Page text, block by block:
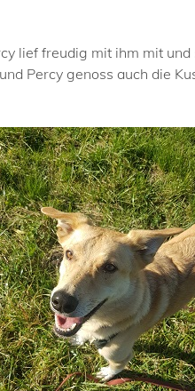
lief freudig mit ihm mit
Percy genoss auch die